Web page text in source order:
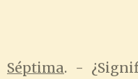
Séptima. -